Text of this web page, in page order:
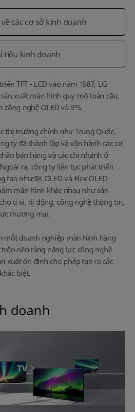
các cơ sở kinh doanh
tiêu kinh doanh
TFT - LCD vào năm 1987, LG
xuất màn hình quy mô toàn cầu,
công nghệ OLED và IPS.
thị trường chính như Trung Quốc,
ty đã thành lập và vận hành các cơ
bán hàng và các chi nhánh ở
ra, công ty liên tục phát triển
tạo như 8K OLED và Flex OLED
màn hình khác nhau như sản
ti vi, di động, công nghệ thông tin,
thương mại.
một doanh nghiệp màn hình hàng
nền tảng năng lực công nghệ
xuất ổn định cho phép tạo ra các
biệt.
doanh
TV